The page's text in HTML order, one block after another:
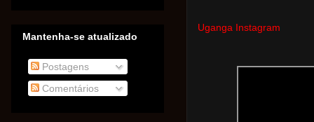
Uganga Instagram
Mantenha-se atualizado
Postagens
Comentários